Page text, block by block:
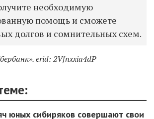
необходимую
помощь и сможете
долгов и сомнительных схем.
erid: 2Vfnxxia4dP
юных сибиряков совершают свои